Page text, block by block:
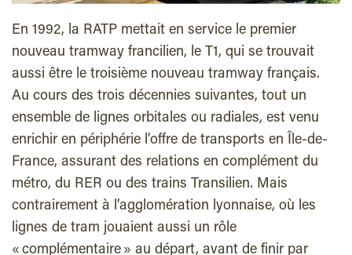
En 1992, la RATP mettait en service le premier
nouveau tramway francilien, le T1, qui se trouvait
aussi être le troisième nouveau tramway français.
Au cours des trois décennies suivantes, tout un
ensemble de lignes orbitales ou radiales, est venu
enrichir en périphérie l’offre de transports en Île-de-
France, assurant des relations en complément du
métro, du RER ou des trains Transilien. Mais
contrairement à l’agglomération lyonnaise, où les
lignes de tram jouaient aussi un rôle
« complémentaire » au départ, avant de finir par